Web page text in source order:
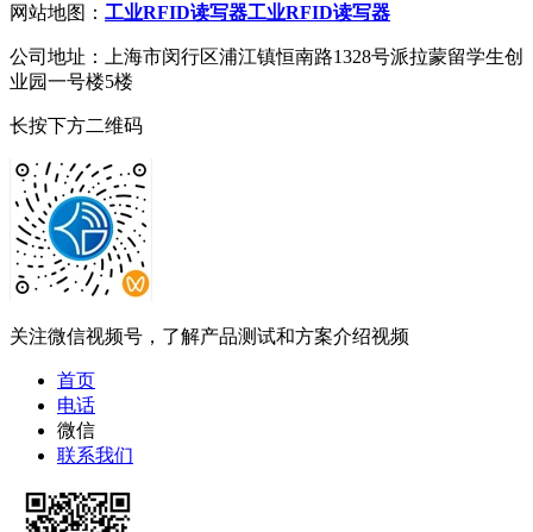
网站地图： 工业RFID读写器工业RFID读写器
公司地址：上海市闵行区浦江镇恒南路1328号派拉蒙留学生创
业园一号楼5楼
长按下方二维码
关注微信视频号，了解产品测试和方案介绍视频
首页
电话
微信
联系我们